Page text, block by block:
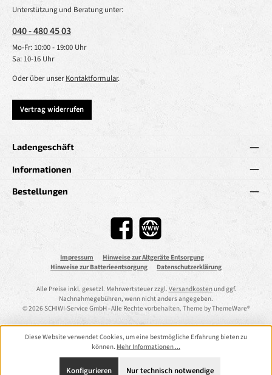
Unterstützung und Beratung unter:
040 - 480 45 03
Mo-Fr: 10:00 - 19:00 Uhr
Sa: 10-16 Uhr
Oder über unserKontaktformular.
Vertrag widerrufen
Ladengeschäft
Informationen
Bestellungen
Facebook Website
Impressum
Hinweise zur Altgeräte Entsorgung
Hinweise zur Batterieentsorgung
Datenschutzerklärung
Alle Preise inkl. gesetzl. Mehrwertsteuer zzgl. Versandkostenund ggf.
Nachnahmegebühren, wenn nicht anders angegeben.
© 2026 SCHIWI-Service GmbH - Alle Rechte vorbehalten. Theme byThemeWare®
Diese Website verwendet Cookies, um eine bestmögliche Erfahrung bieten zu
können. Mehr Informationen ...
Nur technisch notwendige
Konfigurieren